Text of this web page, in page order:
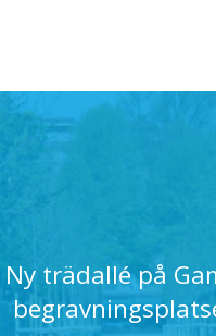
Ny trädallé på